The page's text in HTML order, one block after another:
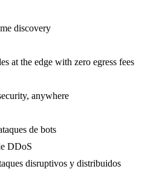
discovery
at the edge with zero egress fees
anywhere
de bots
DDoS
disruptivos y distribuidos